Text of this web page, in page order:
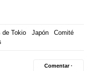
de Tokio Japón
Comité
Comentar ·